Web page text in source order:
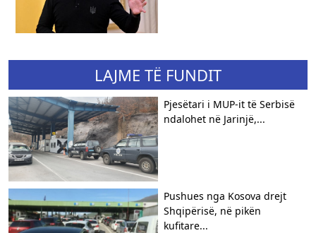
LAJME TË FUNDIT
Pjesëtari i MUP-it të Serbisë
ndalohet në Jarinjë,...
Pushues nga Kosova drejt
Shqipërisë, në pikën
kufitare...